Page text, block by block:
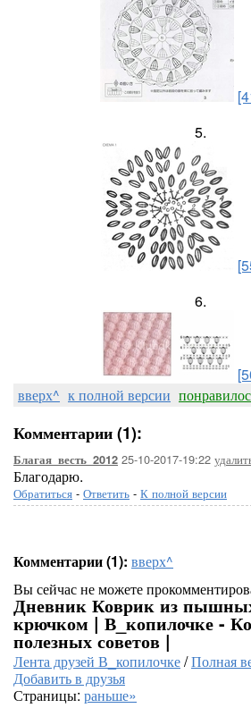
5.
6.
вверх^ к полной версии
Комментарии (1):
Благая_весть_2012 25-10-2017-19:22
Благодарю.
Обратиться - Ответить - К полной версии
Комментарии (1): вверх^
Вы сейчас не можете
Дневник Коврик из
крючком | В_копилочке -
полезных советов |
Лента друзей В_копилочке/Полная
Добавить в друзья
Страницы: раньше»